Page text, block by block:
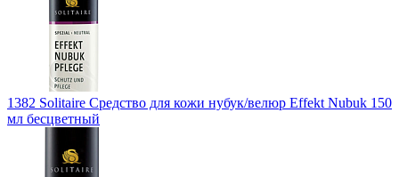
1382 Solitaire Средство для кожи нубук/велюр Effekt Nubuk 150
мл бесцветный